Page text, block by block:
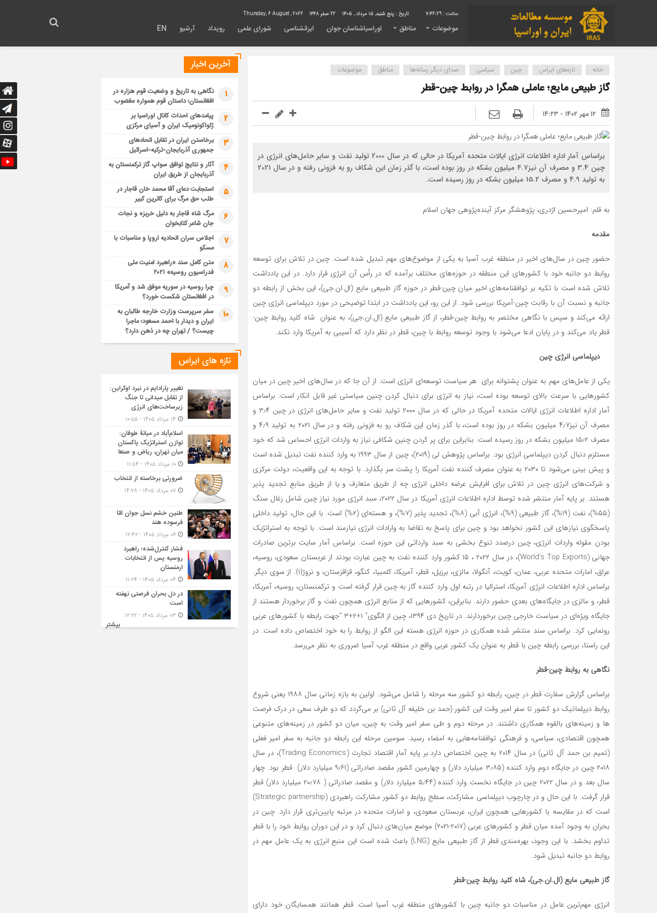
7:46:30 تاریخ : پنج شنبه, ۱۵ مرداد , ۱۴۰۵ 22 صفر 1448
موضوعات مناطق اوراسیاشناسان جوان ایرانشناسی شورای علمی رویداد آرشیو EN
خانه تازه‌های ایراس چین سیاسی صدای دیگر رسانه‌ها مناطق موضوعات
گاز طبیعی مایع؛ عاملی همگرا در روابط چین-قطر
۱۲ مهر ۱۴۰۲ - ۱۴:۲۳
براساس آمار اداره اطلاعات انرژی ایالات متحده آمریکا در حالی که در سال 2000 تولید نفت و سایر حامل­‌های انرژی در
چین 3.4 و مصرف آن نیز4.7 میلیون بشکه در روز بوده است، با گذر زمان این شکاف رو به فزونی رفته و در سال 2021
به تولید 4.9 و مصرف 15.2 میلیون بشکه در روز رسیده است.
به قلم: امیرحسین اژدری، پژوهشگر مرکز آینده‌پژوهی جهان اسلام
مقدمه
حضور چین در سال­‌های اخیر در منطقه غرب آسیا به یکی از موضوع‌­های مهم تبدیل شده است. چین در تلاش برای توسعه
روابط دو جانبه خود با کشورهای این منطقه در حوزه­‌های مختلف برآمده که در رأس آن انرژی قرار دارد. در این یادداشت
تلاش شده است با تکیه بر توافقنامه‌­های اخیر میان چین-قطر در حوزه گاز طبیعی مایع (ال.ان.جی)، این بخش از رابطه دو
جانبه و نسبت آن با رقابت چین-آمریکا بررسی شود. از این رو، این یادداشت در ابتدا توضیحی در مورد دیپلماسی انرژی چین
ارائه می­‌کند و سپس با نگاهی مختصر به روابط چین-قطر، از گاز طبیعی مایع (ال.ان.جی)، به عنوان شاه کلید روابط چین-
قطر یاد می‌­کند و در پایان ادعا می­‌شود با وجود توسعه روابط با چین، قطر در نظر دارد که آسیبی به آمریکا وارد نکند.
دیپلماسی انرژی چین
یکی از عامل­‌های مهم به عنوان پشتوانه برای هر سیاست توسعه‌­ای انرژی است. از آن جا که در سال­‌های اخیر چین در میان
کشورهایی با سرعت بالای توسعه بوده است، نیاز به انرژی برای دنبال کردن چنین سیاستی غیر قابل انکار است. براساس
آمار اداره اطلاعات انرژی ایالات متحده آمریکا در حالی که در سال ۲۰۰۰ تولید نفت و سایر حامل­‌های انرژی در چین ۳٫۴ و
مصرف آن نیز۴٫۷ میلیون بشکه در روز بوده است، با گذر زمان این شکاف رو به فزونی رفته و در سال ۲۰۲۱ به تولید ۴٫۹ و
مصرف ۱۵٫۲ میلیون بشکه در روز رسیده است. بنابراین برای پر کردن چنین شکافی نیاز به واردات انرژی احساس شد که خود
مستلزم دنبال کردن دیپلماسی انرژی بود. براساس پژوهش لی (۲۰۱۹)، چین از سال ۱۹۹۳ به وارد کننده نفت تبدیل شده است
و پیش بینی می­‌شود تا ۲۰۳۰ به عنوان مصرف کننده نفت آمریکا را پشت سر بگذارد. با توجه به این واقعیت، دولت مرکزی
و شرکت‌های انرژی چین در تلاش برای افزایش عرضه داخلی انرژی چه از طریق متعارف و یا از طریق منابع تجدید پذیر
هستند. بر پایه آمار منتشر شده توسط اداره اطلاعات انرژی آمریکا در سال ۲۰۲۲، سبد انرژی مورد نیاز چین شامل زغال سنگ
(۵۵%)، نفت (۱۹%)، گاز طبیعی (۹%)، انرژی آبی (۸%)، تجدید پذیر (۷%)، و هسته‌­ای (۲%) است. با این حال، تولید داخلی
پاسخگوی نیازهای این کشور نخواهد بود و چین برای پاسخ به تقاضا به وارادات انرژی نیازمند است. با توجه به استراتژیک
بودن مقوله واردات انرژی، چین درصدد تنوع بخشی به سبد وارداتی این حوزه است. براساس آمار سایت برترین صادرات
جهانی (World’s Top Exports)، در سال ۲۰۲۲ ، ۱۵ کشور وارد کننده نفت به چین عبارت بودند از عربستان سعودی، روسیه،
عراق، امارات متحده عربی، عمان، کویت، آنگولا، مالزی، برزیل، قطر، آمریکا، کلمبیا، کنگو، قزاقزستان، و نروژ{۱}. از سوی دیگر.
براساس اداره اطلاعات انرژی آمریکا، استرالیا در رتبه اول وارد کننده گاز به چین قرار گرفته است و ترکمنستان، روسیه، آمریکا،
قطر، و مالزی در جایگاه‌­های بعدی حضور دارند. بنابراین، کشورهایی که از منابع انرژی همچون نفت و گاز برخوردار هستند از
جایگاه ویژه­‌ای در سیاست خارجی چین برخوردارند. در تاریخ دی ۱۳۹۴، چین از الگوی” ۱+۲+۳ “جهت رابطه با کشورهای عربی
رونمایی کرد. براساس سند منتشر شده همکاری در حوزه انرژی هسته این الگو از روابط را به خود اختصاص داده است. در
این راستا، بررسی رابطه چین با قطر به عنوان یک کشور عربی واقع در منطقه غرب آسیا ضروری به نظر می­‌رسد.
نگاهی به روابط چین-قطر
براساس گزارش سفارت قطر در چین، رابطه دو کشور سه مرحله را شامل می‌­شود. اولین به بازه زمانی سال ۱۹۸۸ یعنی شروع
روابط دیپلماتیک دو کشور تا سفر امیر وقت این کشور (حمد بن خلیفه آل ثانی) بر می­‌گردد که دو طرف سعی در درک فرصت­‌
ها و زمینه‌­های بالقوه همکاری داشتند. در مرحله دوم و طی سفر امیر وقت به چین، میان دو کشور در زمینه­‌های متنوعی
همچون اقتصادی، سیاسی، و فرهنگی توافقنامه­‌هایی به امضاء رسید. سومین مرحله این رابطه دو جانبه به سفر امیر فعلی
(تمیم بن حمد آل ثانی) در سال ۲۰۱۴ به چین اختصاص دارد.بر پایه آمار اقتصاد تجارت (Trading Economics)، در سال
۲۰۱۸ چین در جایگاه دوم وارد کننده (۳٫۸۵ میلیارد دلار) و چهارمین کشور مقصد صادراتی (۹٫۶۱ میلیارد دلار) قطر بود. چهار
سال بعد و در سال ۲۰۲۲ چین در جایگاه نخست وارد کننده (۵٫۴۴ میلیارد دلار) و مقصد صادراتی ( ۲۰٫۷۸ میلیارد دلار) قطر
قرار گرفت. با این حال و در چارچوب دیپلماسی مشارکت، سطح روابط دو کشور مشارکت راهبردی (Strategic partnership)
است که در مقایسه با کشورهایی همچون ایران، عربستان سعودی، و امارات متحده در مرتبه پایین­‌تری قرار دارد. چین در
بحران به وجود آمده میان قطر و کشورهای عربی (۲۰۱۷-۲۰۲۱) موضع میان‌ه­ای دنبال کرد و در این دوران روابط خود را با قطر
تداوم بخشد. با این وجود، بهره­‌مندی قطر از گاز طبیعی مایع (LNG) باعث شده است این منبع انرژی به یک عامل مهم در
روابط دو جانبه تبدیل شود.
گاز طبیعی مایع (ال.ان.جی)، شاه کلید روابط چین-قطر
انرژی مهم‌­ترین عامل در مناسبات دو جانبه چین با کشورهای منطقه غرب آسیا است. قطر همانند همسایگان خود دارای
آخرین اخبار
1
نگاهی به تاریخ و وضعیت قوم هزاره در
افغانستان؛ داستان قوم همواره مغضوب
2
پیامدهای احداث کانال اوراسیا بر
ژئواکونومیک ایران و آسیای مرکزی
3
برخاستن ایران در تقابل اتحادهای
جمهوری آذربایجان-ترکیه-اسرائیل
4
آثار و نتایج توافق سواپ گاز ترکمنستان به
آذربایجان از طریق ایران
5
استجابت دعای آقا محمد خان قاجار در
طلب حق مرگ برای کاترین کبیر
6
مرگ شاه قاجار به دلیل خربزه و نجات
جان شاعر کتابخوان
7
اجلاس سران اتحادیه اروپا و مناسبات با
مسکو
8
متن کامل سند «راهبرد امنیت ملی
فدراسیون روسیه» ۲۰۲۱
9
چرا روسیه در سوریه موفق شد و آمریکا
در افغانستان شکست خورد؟
10
سفر سرپرست وزارت خارجه طالبان به
ایران و دیدار با احمد مسعود؛ ماجرا
چیست؟ / تهران چه در ذهن دارد؟
تازه های ایراس
تغییر پارادایم در نبرد اوکراین:
از تقابل میدانی تا جنگ
زیرساخت‌های انرژی
اسلام‌آباد در میانۀ طوفان:
توازن استراتژیک پاکستان
میان تهران، ریاض و صنعا
ضرورتی برخاسته از انتخاب
طنین خشم نسل جوان امّا
فرسوده هند
فشار کنترل‌شده؛ راهبرد
روسیه پس از انتخابات
ارمنستان
در دل بحران فرصتی نهفته
است
بیشتر